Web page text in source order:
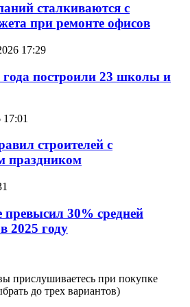
сталкиваются с
при ремонте офисов
17:29
построили 23 школы и
строителей с
праздником
30% средней
2025 году
прислушиваетесь при покупке
до трех вариантов)